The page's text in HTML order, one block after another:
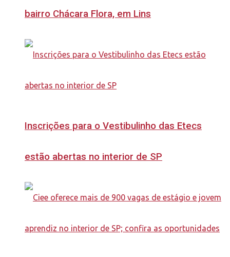
bairro Chácara Flora, em Lins
Inscrições para o Vestibulinho das Etecs
estão abertas no interior de SP